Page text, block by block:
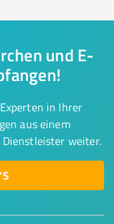
und E-
in Ihrer
aus einem
Dienstleister weiter.